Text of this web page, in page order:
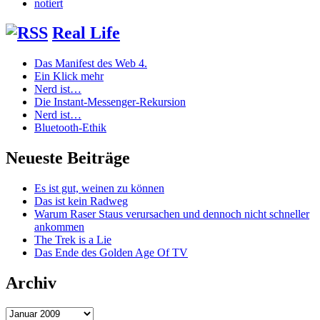
notiert
Real Life
Das Manifest des Web 4.
Ein Klick mehr
Nerd ist…
Die Instant-Messenger-Rekursion
Nerd ist…
Bluetooth-Ethik
Neueste Beiträge
Es ist gut, weinen zu können
Das ist kein Radweg
Warum Raser Staus verursachen und dennoch nicht schneller
ankommen
The Trek is a Lie
Das Ende des Golden Age Of TV
Archiv
Archiv